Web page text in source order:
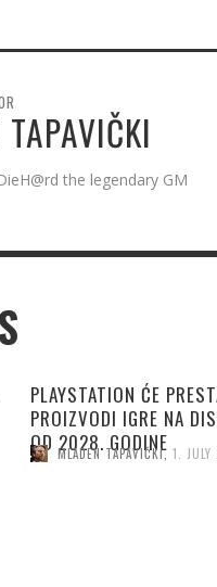
the legendary GM
PLAYSTATION ĆE
PROIZVODI IGRE NA
OD 2028. GODINE
MLADEN TAPAVIČKI, 1.